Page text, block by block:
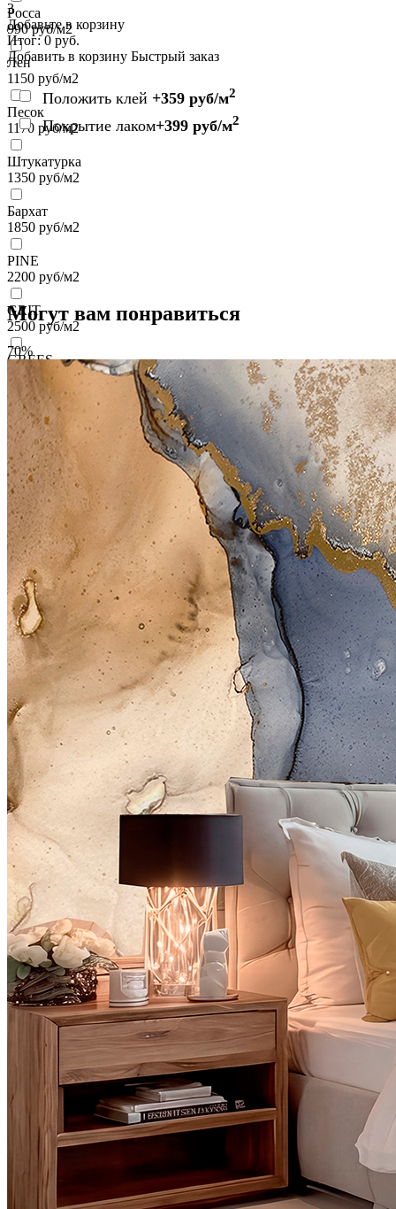
Росса
990руб/м2
Лен
1150 руб/м2
Песок
1170 руб/м2
Штукатурка
1350 руб/м2
Бархат
1850 руб/м2
PINE
2200 руб/м2
GRIT
2500 руб/м2
GREES
2500руб/м2
VELOURS
2700руб/м2
VENTO
3700руб/м2
BRISE
4100руб/м2
CARRETO
4500руб/м2
KROSTA
4800руб/м2
STRADO
6500руб/м2
Подробнее о материалах
3
Добавьте в корзину
Итог:0 руб.
Добавить в корзину Быстрый заказ
Положить клей +359 руб/м2
Покрытие лаком+399 руб/м2
Могут вам понравиться
70%